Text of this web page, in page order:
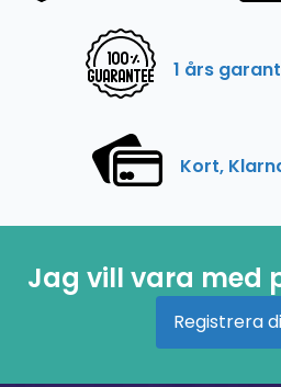
1 års
Kort,
Jag vill vara med
Registrera